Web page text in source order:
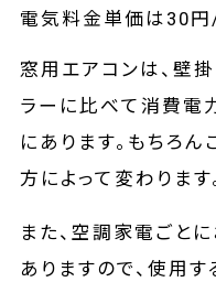
電気料金単価は30
窓用エアコンは、壁
ラーに比べて消費電
にあります。もちろ
方によって変わります
また、空調家電ごと
ありますので、使用